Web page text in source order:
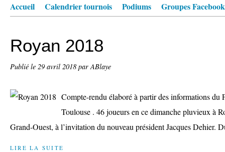
Accueil Calendrier tournois Podiums Groupes Facebook
Royan 2018
Publié le 29 avril 2018 par ABlaye
Compte-rendu élaboré à partir des informations du
Toulouse . 46 joueurs en ce dimanche pluvieux à
Grand-Ouest, à l’invitation du nouveau président Jacques Dehier.
LIRE LA SUITE